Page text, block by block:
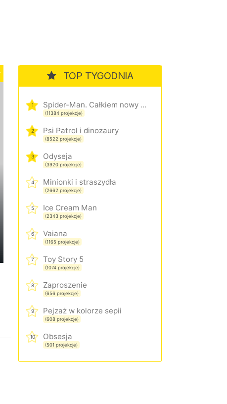
TOP TYGODNIA
1 Spider-Man. Całkiem nowy dzień
(11384 projekcje)
2 Psi Patrol i dinozaury
(8522 projekcje)
3 Odyseja
(3920 projekcje)
4 Minionki i straszydła
(2662 projekcje)
5 Ice Cream Man
(2343 projekcje)
6 Vaiana
(1165 projekcje)
7 Toy Story 5
(1074 projekcje)
8 Zaproszenie
(656 projekcje)
9 Pejzaż w kolorze sepii
(608 projekcje)
10 Obsesja
(501 projekcje)